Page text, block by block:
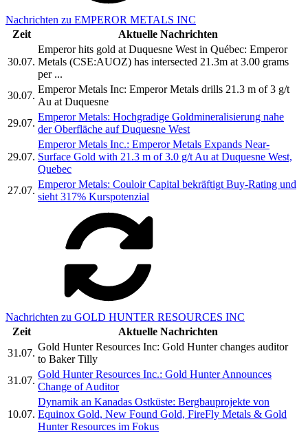
Nachrichten zu EMPEROR METALS INC
Zeit
Aktuelle Nachrichten
30.07.
Emperor hits gold at Duquesne West in Québec: Emperor
Metals (CSE:AUOZ) has intersected 21.3m at 3.00 grams
per ...
30.07.
Emperor Metals Inc: Emperor Metals drills 21.3 m of 3 g/t
Au at Duquesne
29.07.
Emperor Metals: Hochgradige Goldmineralisierung nahe
der Oberfläche auf Duquesne West
29.07.
Emperor Metals Inc.: Emperor Metals Expands Near-
Surface Gold with 21.3 m of 3.0 g/t Au at Duquesne West,
Quebec
27.07.
Emperor Metals: Couloir Capital bekräftigt Buy-Rating und
sieht 317% Kurspotenzial
Nachrichten zu GOLD HUNTER RESOURCES INC
Zeit
Aktuelle Nachrichten
31.07.
Gold Hunter Resources Inc: Gold Hunter changes auditor
to Baker Tilly
31.07.
Gold Hunter Resources Inc.: Gold Hunter Announces
Change of Auditor
10.07.
Dynamik an Kanadas Ostküste: Bergbauprojekte von
Equinox Gold, New Found Gold, FireFly Metals & Gold
Hunter Resources im Fokus